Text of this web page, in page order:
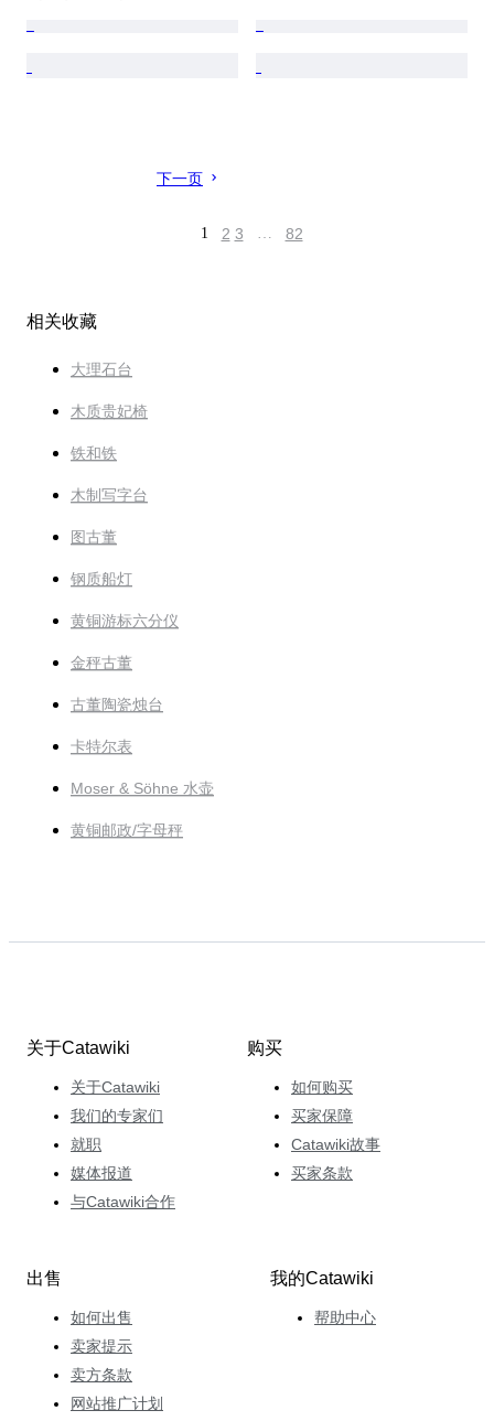
下一页
1 2 3 … 82
相关收藏
大理石台
木质贵妃椅
铁和铁
木制写字台
图古董
钢质船灯
黄铜游标六分仪
金秤古董
古董陶瓷烛台
卡特尔表
Moser & Söhne 水壶
黄铜邮政/字母秤
关于Catawiki
关于Catawiki
我们的专家们
就职
媒体报道
与Catawiki合作
购买
如何购买
买家保障
Catawiki故事
买家条款
出售
如何出售
卖家提示
卖方条款
网站推广计划
我的Catawiki
帮助中心